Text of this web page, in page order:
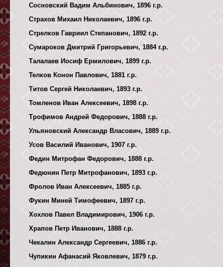
Сосновский Вадим Альбинович, 1896 г.р.
Страхов Михаил Николаевич, 1896 г.р.
Стрелков Гавриил Степанович, 1892 г.р.
Сумароков Дмитрий Григорьевич, 1884 г.р.
Талалаев Иосиф Ермилович, 1899 г.р.
Телков Конон Павлович, 1881 г.р.
Титов Сергей Николаевич, 1893 г.р.
Томленов Иван Алексеевич, 1898 г.р.
Трофимов Андрей Федорович, 1888 г.р.
Ульяновский Александр Власович, 1889 г.р.
Усов Василий Иванович, 1907 г.р.
Федин Митрофан Федорович, 1888 г.р.
Федюнин Петр Митрофанович, 1893 г.р.
Фролов Иван Алексеевич, 1885 г.р.
Фукин Миней Тимофеевич, 1897 г.р.
Хохлов Павел Владимирович, 1906 г.р.
Храпов Петр Иванович, 1888 г.р.
Чекалин Александр Сергеевич, 1886 г.р.
Чупикин Афанасий Яковлевич, 1879 г.р.